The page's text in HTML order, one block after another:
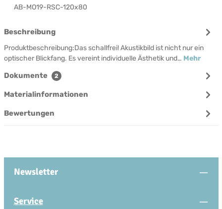
AB-MO19-RSC-120x80
Beschreibung
Produktbeschreibung:Das schallfrei! Akustikbild ist nicht nur ein
optischer Blickfang. Es vereint individuelle Ästhetik und… Mehr
Dokumente 2
Materialinformationen
Bewertungen
Newsletter
Service